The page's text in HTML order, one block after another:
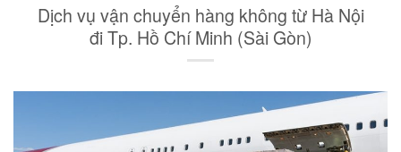
Dịch vụ vận chuyển hàng không từ Hà Nội
đi Tp. Hồ Chí Minh (Sài Gòn)